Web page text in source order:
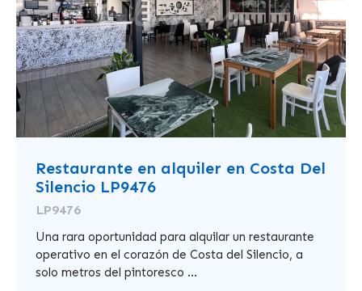
Restaurante en alquiler en Costa Del
Silencio LP9476
LP9476
Una rara oportunidad para alquilar un restaurante
operativo en el corazón de Costa del Silencio, a
solo metros del pintoresco ...